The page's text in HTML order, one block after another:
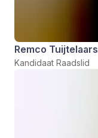
Remco Tuijtelaars
Kandidaat Raadslid